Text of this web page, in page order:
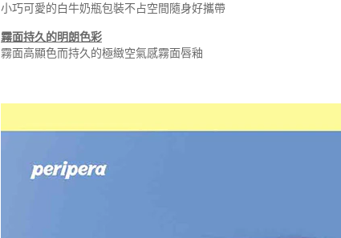
小巧可愛的白牛奶瓶包裝不占空間隨身好攜帶
霧面持久的明朗色彩
霧面高顯色而持久的極緻空氣感霧面唇釉